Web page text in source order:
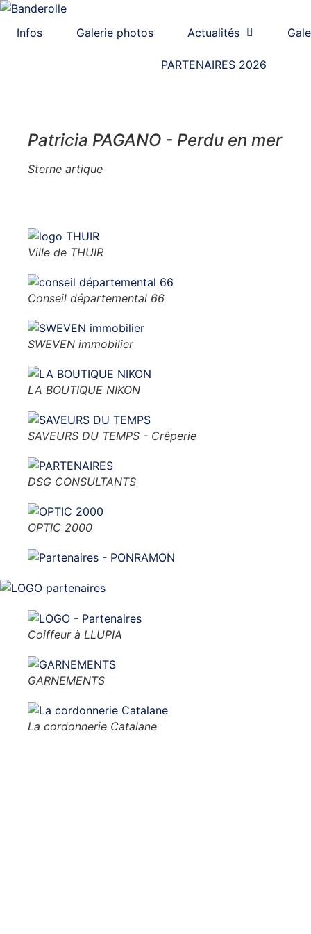
Infos Galerie photos Actualités
PARTENAIRES 2026
Patricia PAGANO - Perdu en mer
Sterne artique
Ville de THUIR
Conseil départemental 66
SWEVEN immobilier
LA BOUTIQUE NIKON
SAVEURS DU TEMPS - Crêperie
DSG CONSULTANTS
OPTIC 2000
Coiffeur à LLUPIA
GARNEMENTS
La cordonnerie Catalane